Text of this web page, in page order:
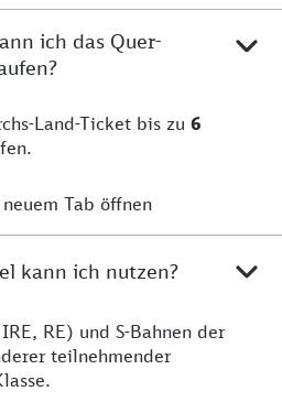
ich das Quer-
Land-Ticket bis zu 6
Tab öffnen
kann ich nutzen?
RE) und S-Bahnen der
teilnehmender